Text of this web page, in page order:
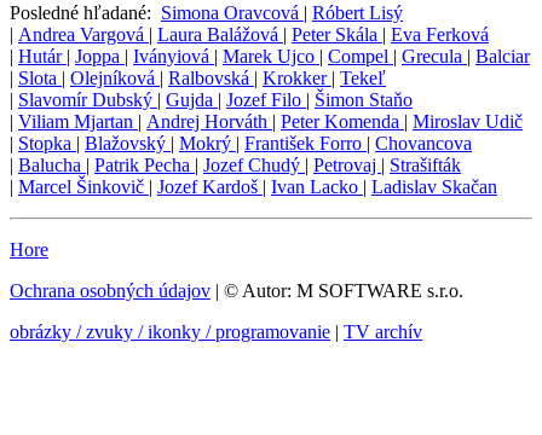
Posledné hľadané: Simona Oravcová | Róbert Lisý
| Andrea Vargová | Laura Balážová | Peter Skála | Eva Ferková
| Hutár | Joppa | Iványiová | Marek Ujco | Compel | Grecula | Balciar
| Slota | Olejníková | Ralbovská | Krokker | Tekeľ
| Slavomír Dubský | Gujda | Jozef Filo | Šimon Staňo
| Viliam Mjartan | Andrej Horváth | Peter Komenda | Miroslav Udič
| Stopka | Blažovský | Mokrý | František Forro | Chovancova
| Balucha | Patrik Pecha | Jozef Chudý | Petrovaj | Strašifták
| Marcel Šinkovič | Jozef Kardoš | Ivan Lacko | Ladislav Skačan
Hore
Ochrana osobných údajov | © Autor: M SOFTWARE s.r.o.
obrázky / zvuky / ikonky / programovanie | TV archív